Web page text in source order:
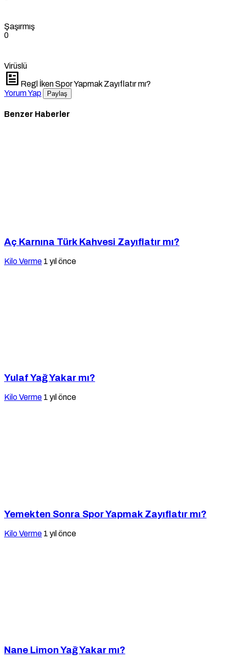
Şaşırmış
0
Virüslü
Regl İken Spor Yapmak Zayıflatır mı?
Yorum Yap
Paylaş
Benzer Haberler
Aç Karnına Türk Kahvesi Zayıflatır mı?
Kilo Verme 1 yıl önce
Yulaf Yağ Yakar mı?
Kilo Verme 1 yıl önce
Yemekten Sonra Spor Yapmak Zayıflatır mı?
Kilo Verme 1 yıl önce
Nane Limon Yağ Yakar mı?